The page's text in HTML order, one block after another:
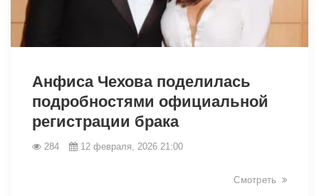
Анфиса Чехова поделилась
подробностями официальной
регистрации брака
284 12 февраля, 2026 21:00
Смотреть